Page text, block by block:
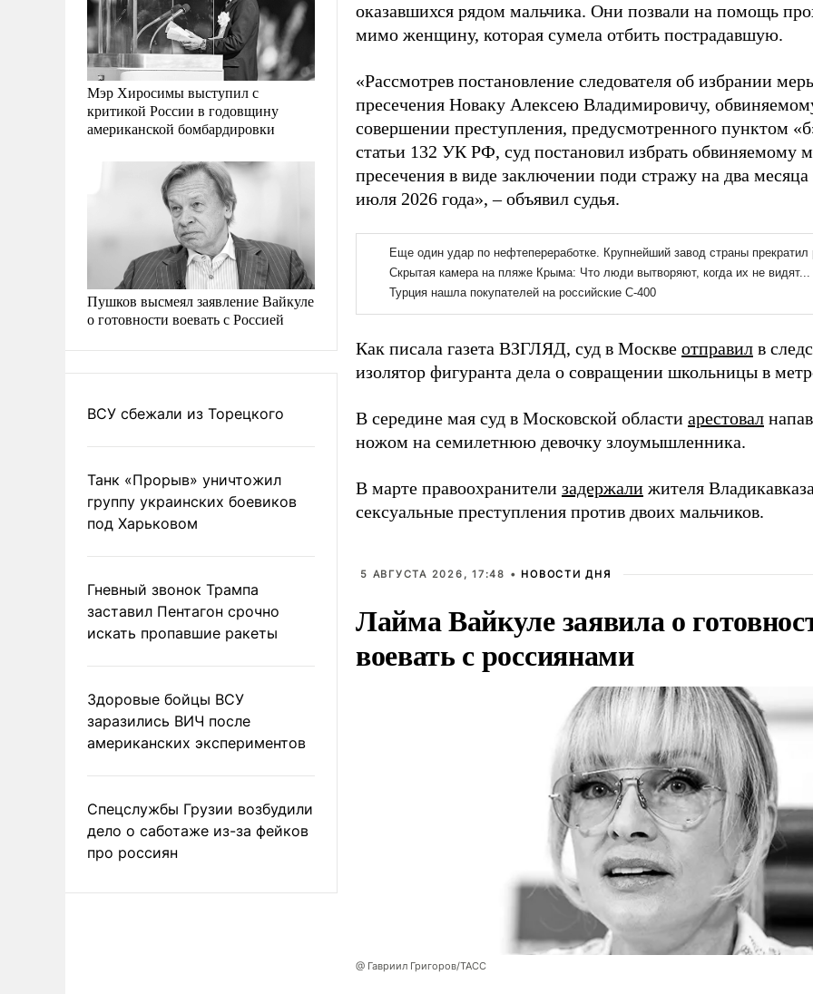
Мэр Хиросимы выступил с
критикой России в годовщину
американской бомбардировки
Пушков высмеял заявление Вайкуле
о готовности воевать с Россией
ВСУ сбежали из Торецкого
Танк «Прорыв» уничтожил
группу украинских боевиков
под Харьковом
Гневный звонок Трампа
заставил Пентагон срочно
искать пропавшие ракеты
Здоровые бойцы ВСУ
заразились ВИЧ после
американских экспериментов
Спецслужбы Грузии возбудили
дело о саботаже из-за фейков
про россиян
оказавшихся рядом мальчика. Они позвали на помощь
мимо женщину, которая сумела отбить пострадавшую.
«Рассмотрев постановление следователя об избрании
пресечения Новаку Алексею Владимировичу,
совершении преступления, предусмотренного пунктом
статьи 132 УК РФ, суд постановил избрать обвиняемому
пресечения в виде заключении поди стражу на два
июля 2026 года», – объявил судья.
Как писала газета ВЗГЛЯД, суд в Москве отправил в
изолятор фигуранта дела о совращении школьницы в
В середине мая суд в Московской области арестовал
ножом на семилетнюю девочку злоумышленника.
В марте правоохранители задержали жителя
сексуальные преступления против двоих мальчиков.
5 АВГУСТА 2026, 17:48 • НОВОСТИ ДНЯ
Лайма Вайкуле заявила о
воевать с россиянами
@ Гавриил Григоров/ТАСС